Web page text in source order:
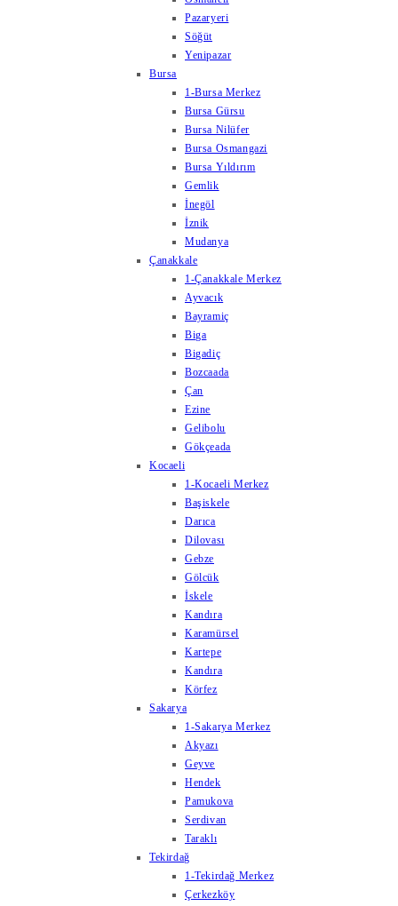
Pazaryeri
Söğüt
Yenipazar
Bursa
1-Bursa Merkez
Bursa Gürsu
Bursa Nilüfer
Bursa Osmangazi
Bursa Yıldırım
Gemlik
İnegöl
İznik
Mudanya
Çanakkale
1-Çanakkale Merkez
Ayvacık
Bayramiç
Biga
Bigadiç
Bozcaada
Çan
Ezine
Gelibolu
Gökçeada
Kocaeli
1-Kocaeli Merkez
Başiskele
Darıca
Dilovası
Gebze
Gölcük
İskele
Kandıra
Karamürsel
Kartepe
Kandıra
Körfez
Sakarya
1-Sakarya Merkez
Akyazı
Geyve
Hendek
Pamukova
Serdivan
Taraklı
Tekirdağ
1-Tekirdağ Merkez
Çerkezköy